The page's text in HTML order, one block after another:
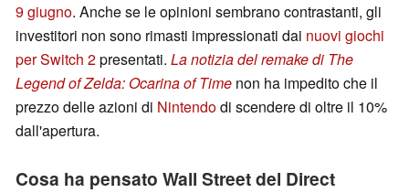
9 giugno. Anche se le opinioni sembrano contrastanti, gli
investitori non sono rimasti impressionati dai nuovi giochi
per Switch 2presentati. La notizia del remake di The
Legend of Zelda: Ocarina of Time non ha impedito che il
prezzo delle azioni di Nintendodi scendere di oltre il 10%
dall'apertura.
Cosa ha pensato Wall Street del Direct